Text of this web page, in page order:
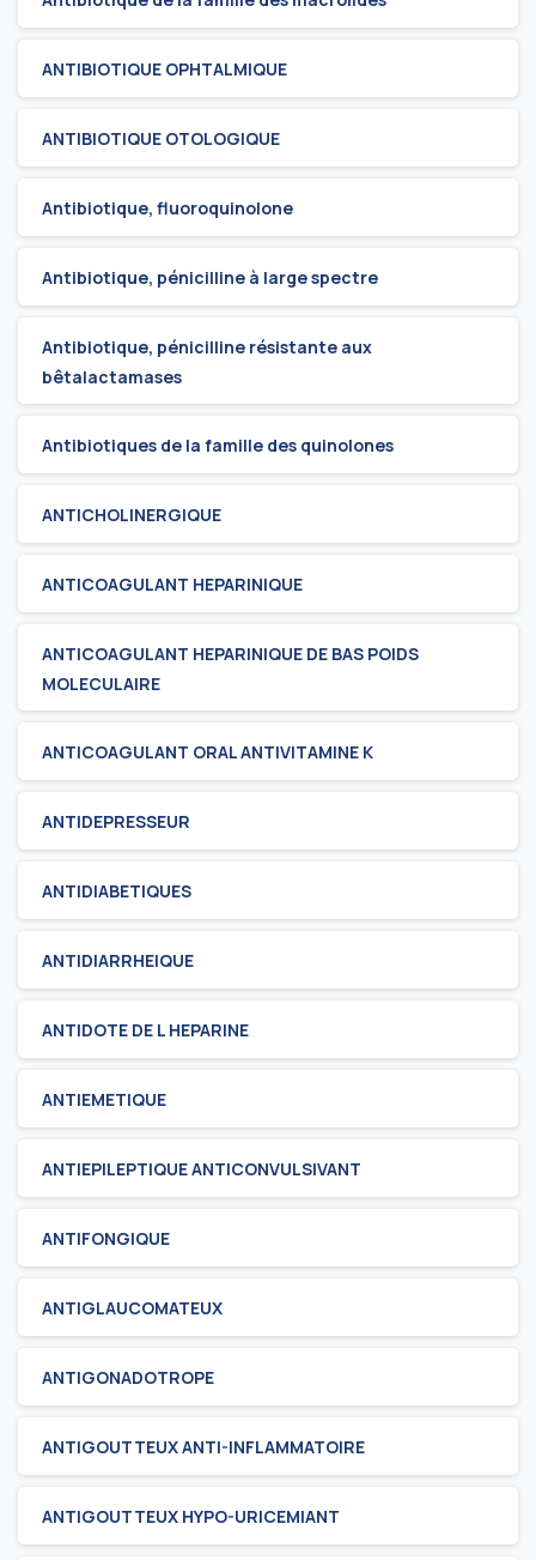
ANTIBIOTIQUE OPHTALMIQUE
ANTIBIOTIQUE OTOLOGIQUE
Antibiotique, fluoroquinolone
Antibiotique, pénicilline à large spectre
Antibiotique, pénicilline résistante aux
bêtalactamases
Antibiotiques de la famille des quinolones
ANTICHOLINERGIQUE
ANTICOAGULANT HEPARINIQUE
ANTICOAGULANT HEPARINIQUE DE BAS POIDS
MOLECULAIRE
ANTICOAGULANT ORAL ANTIVITAMINE K
ANTIDEPRESSEUR
ANTIDIABETIQUES
ANTIDIARRHEIQUE
ANTIDOTE DE L HEPARINE
ANTIEMETIQUE
ANTIEPILEPTIQUE ANTICONVULSIVANT
ANTIFONGIQUE
ANTIGLAUCOMATEUX
ANTIGONADOTROPE
ANTIGOUTTEUX ANTI-INFLAMMATOIRE
ANTIGOUTTEUX HYPO-URICEMIANT